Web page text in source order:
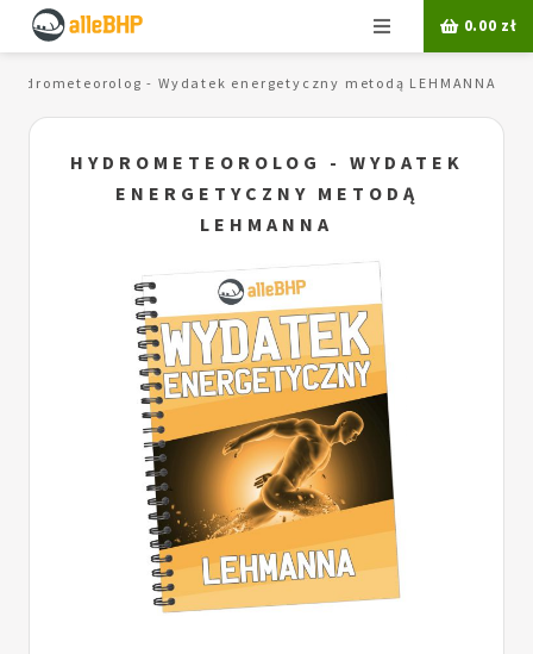
Menu 0.00 zł
Hydrometeorolog - Wydatek energetyczny metodą LEHMANNA
HYDROMETEOROLOG - WYDATEK
ENERGETYCZNY METODĄ
LEHMANNA